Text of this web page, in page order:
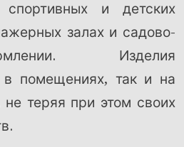
и детских
залах и садово-
Изделия
в помещениях, так и на
не теряя при этом своих